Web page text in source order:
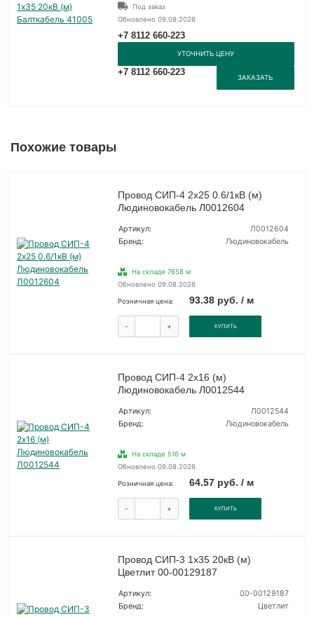
Под заказ
Обновлено 09.08.2026
+7 8112 660-223
УТОЧНИТЬ ЦЕНУ
+7 8112 660-223
ЗАКАЗАТЬ
Похожие товары
Провод СИП-4 2х25 0.6/1кВ (м)
Людиновокабель Л0012604
Артикул:
Л0012604
Бренд:
Людиновокабель
На складе 7658 м
Обновлено 09.08.2026
Розничная цена: 93.38 руб. / м
- + КУПИТЬ
Провод СИП-4 2х16 (м)
Людиновокабель Л0012544
Артикул:
Л0012544
Бренд:
Людиновокабель
На складе 516 м
Обновлено 09.08.2026
Розничная цена: 64.57 руб. / м
- + КУПИТЬ
Провод СИП-3 1х35 20кВ (м)
Цветлит 00-00129187
Артикул:
00-00129187
Бренд:
Цветлит